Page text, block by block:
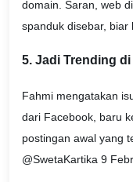
domain. Saran, web
spanduk disebar, biar
5. Jadi Trending di
Fahmi mengatakan
dari Facebook, baru
postingan awal yang
@SwetaKartika 9